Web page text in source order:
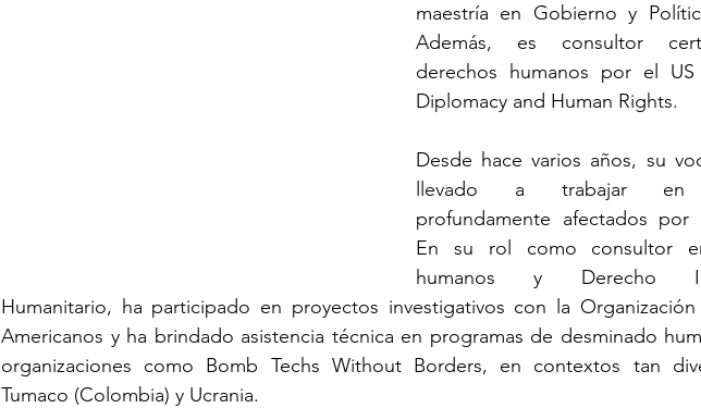
maestría en Gobierno y
Además, es consultor
derechos humanos por el
Diplomacy and Human Rights.
Desde hace varios años, su
llevado a trabajar en
profundamente afectados por
En su rol como consultor
humanos y Derecho
Humanitario, ha participado en proyectos investigativos con la
Americanos y ha brindado asistencia técnica en programas de desminado
organizaciones como Bomb Techs Without Borders, en contextos tan
Tumaco (Colombia) y Ucrania.